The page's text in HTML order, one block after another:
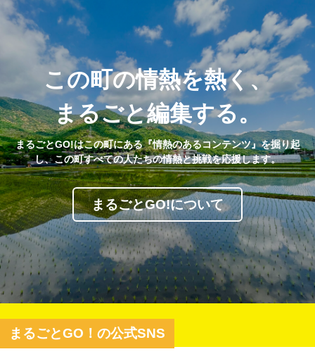
この町の情熱を熱く、
まるごと編集する。
まるごとGO!はこの町にある『情熱のあるコンテンツ』を掘り起
し、この町すべての人たちの情熱と挑戦を応援します。
まるごとGO!について
まるごとGO！の公式SNS